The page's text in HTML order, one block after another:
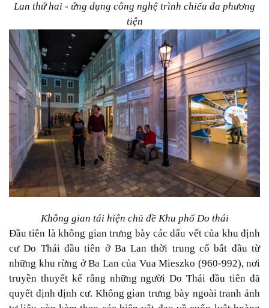
Lan thứ hai - ứng dụng công nghệ trình chiếu đa phương
tiện
Không gian tái hiện chủ đề Khu phố Do thái
Đầu tiên là không gian trưng bày các dấu vết của khu định
cư Do Thái đầu tiên ở Ba Lan thời trung cổ bắt đầu từ
những khu rừng ở Ba Lan của Vua Mieszko (960-992), nơi
truyền thuyết kể rằng những người Do Thái đầu tiên đã
quyết định định cư. Không gian trưng bày ngoài tranh ảnh